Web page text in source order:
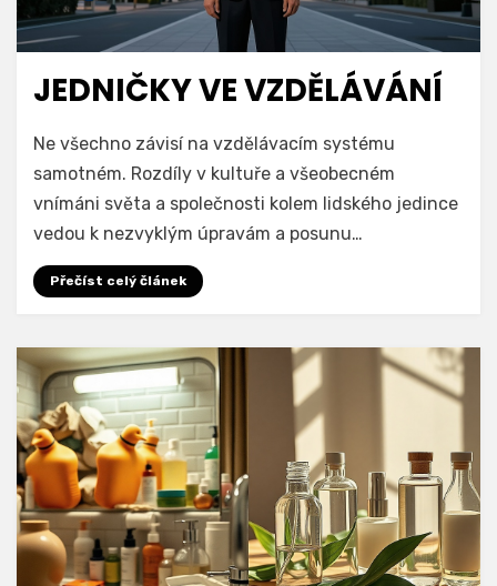
JEDNIČKY VE VZDĚLÁVÁNÍ
Ne všechno závisí na vzdělávacím systému
samotném. Rozdíly v kultuře a všeobecném
vnímáni světa a společnosti kolem lidského jedince
vedou k nezvyklým úpravám a posunu…
Přečíst celý článek